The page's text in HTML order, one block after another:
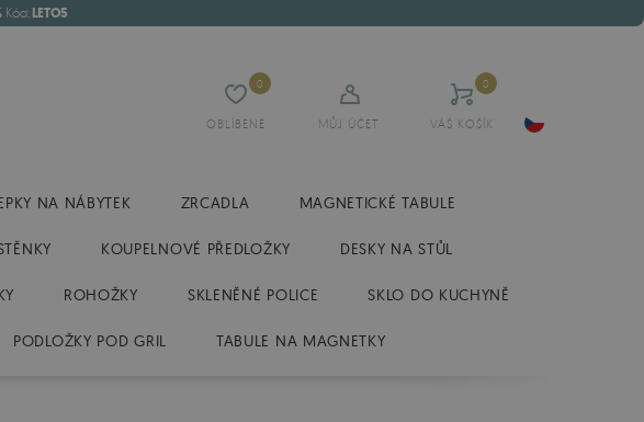
Kód:LETO5
OBLÍBENÉ
0
MŮJ ÚČET VÁŠ KOŠÍK
0
NA NÁBYTEK ZRCADLA MAGNETICKÉ TABULE
KOUPELNOVÉ PŘEDLOŽKY DESKY NA STŮL
ROHOŽKY SKLENĚNÉ POLICE SKLO DO KUCHYNĚ
PODLOŽKY POD GRIL TABULE NA MAGNETKY